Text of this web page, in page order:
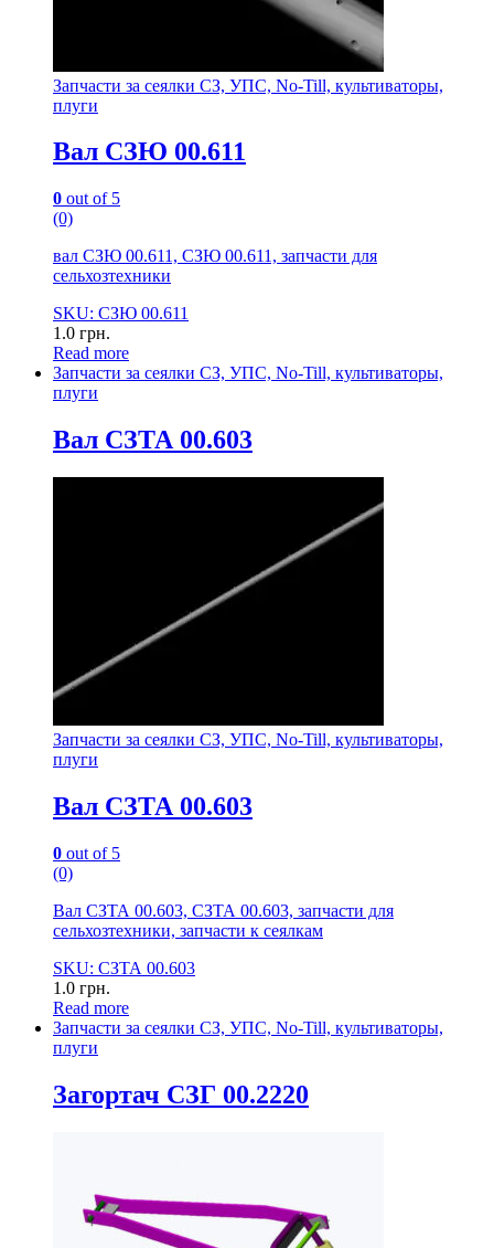
Запчасти за сеялки СЗ, УПС, No-Till, культиваторы,
плуги
Вал СЗЮ 00.611
0 out of 5
(0)
вал СЗЮ 00.611, СЗЮ 00.611, запчасти для
сельхозтехники
SKU: СЗЮ 00.611
1.0 грн.
Read more
Запчасти за сеялки СЗ, УПС, No-Till, культиваторы,
плуги
Вал СЗТА 00.603
Запчасти за сеялки СЗ, УПС, No-Till, культиваторы,
плуги
Вал СЗТА 00.603
0 out of 5
(0)
Вал СЗТА 00.603, СЗТА 00.603, запчасти для
сельхозтехники, запчасти к сеялкам
SKU: СЗТА 00.603
1.0 грн.
Read more
Запчасти за сеялки СЗ, УПС, No-Till, культиваторы,
плуги
Загортач СЗГ 00.2220